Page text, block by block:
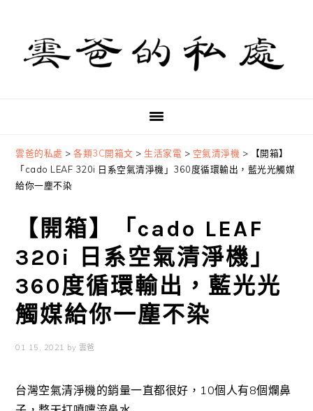
primary
navigation
content
primary
sidebar
雲爸的私處 >各類3C開箱文 > 生活家電 > 空氣清淨機 >
【開箱】
「cado LEAF 320i 日系空氣清淨機」360度循環輸出，藍光光觸媒
給你一塵不染
【開箱】「cado LEAF
320i 日系空氣清淨機」
360度循環輸出，藍光光
觸媒給你一塵不染
01 15, 2021 by 雲爸
台灣空氣清淨機的銷量一直都很好，10個人有8個爛鼻